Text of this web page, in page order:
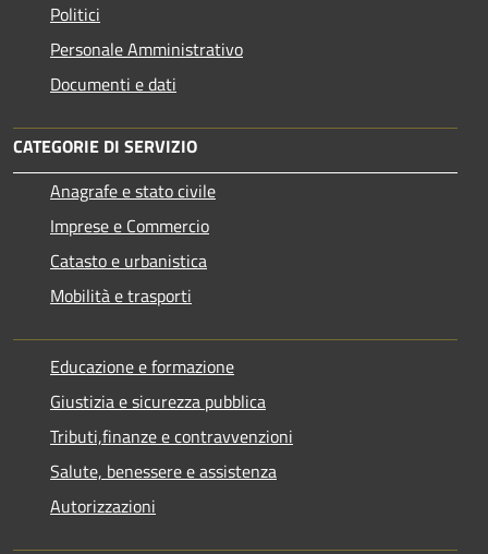
Politici
Personale Amministrativo
Documenti e dati
CATEGORIE DI SERVIZIO
Anagrafe e stato civile
Imprese e Commercio
Catasto e urbanistica
Mobilità e trasporti
Educazione e formazione
Giustizia e sicurezza pubblica
Tributi,finanze e contravvenzioni
Salute, benessere e assistenza
Autorizzazioni